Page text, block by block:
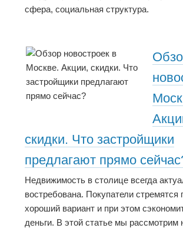
сфера, социальная структура.
скидки. Что застройщики
предлагают прямо
Недвижимость в столице всегда
востребована. Покупатели стремятся
хороший вариант и при этом
деньги. В этой статье мы рассмотрим